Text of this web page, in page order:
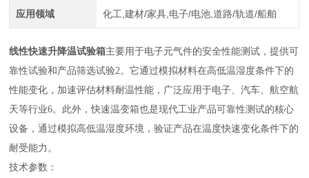
应用领域 化工,建材/家具,电子/电池,道路/轨道/船舶
线性快速升降温试验箱主要用于电子元气件的安全性能测试，提供可
靠性试验和产品筛选试验‌2。它通过模拟材料在高低温湿度条件下的
性能变化，加速评估材料耐温性能，广泛应用于电子、汽车、航空航
天等行业‌6。此外，快速温变箱也是现代工业产品可靠性测试的核心
设备，通过模拟高低温湿度环境，验证产品在温度快速变化条件下的
耐受能力‌。
技术参数：